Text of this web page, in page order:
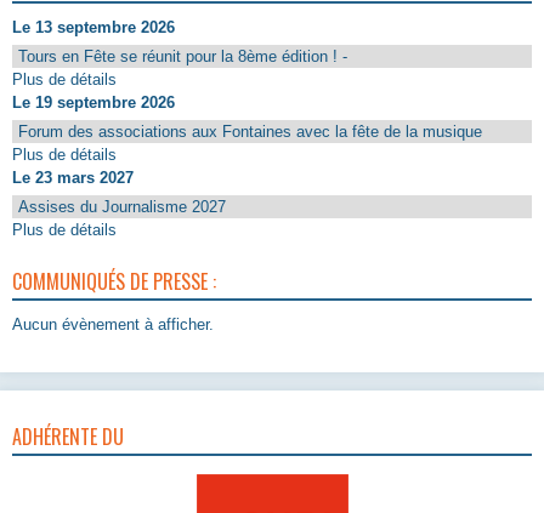
Le 13 septembre 2026
Tours en Fête se réunit pour la 8ème édition ! -
Plus de détails
Le 19 septembre 2026
Forum des associations aux Fontaines avec la fête de la musique
Plus de détails
Le 23 mars 2027
Assises du Journalisme 2027
Plus de détails
COMMUNIQUÉS DE PRESSE :
Aucun évènement à afficher.
ADHÉRENTE DU